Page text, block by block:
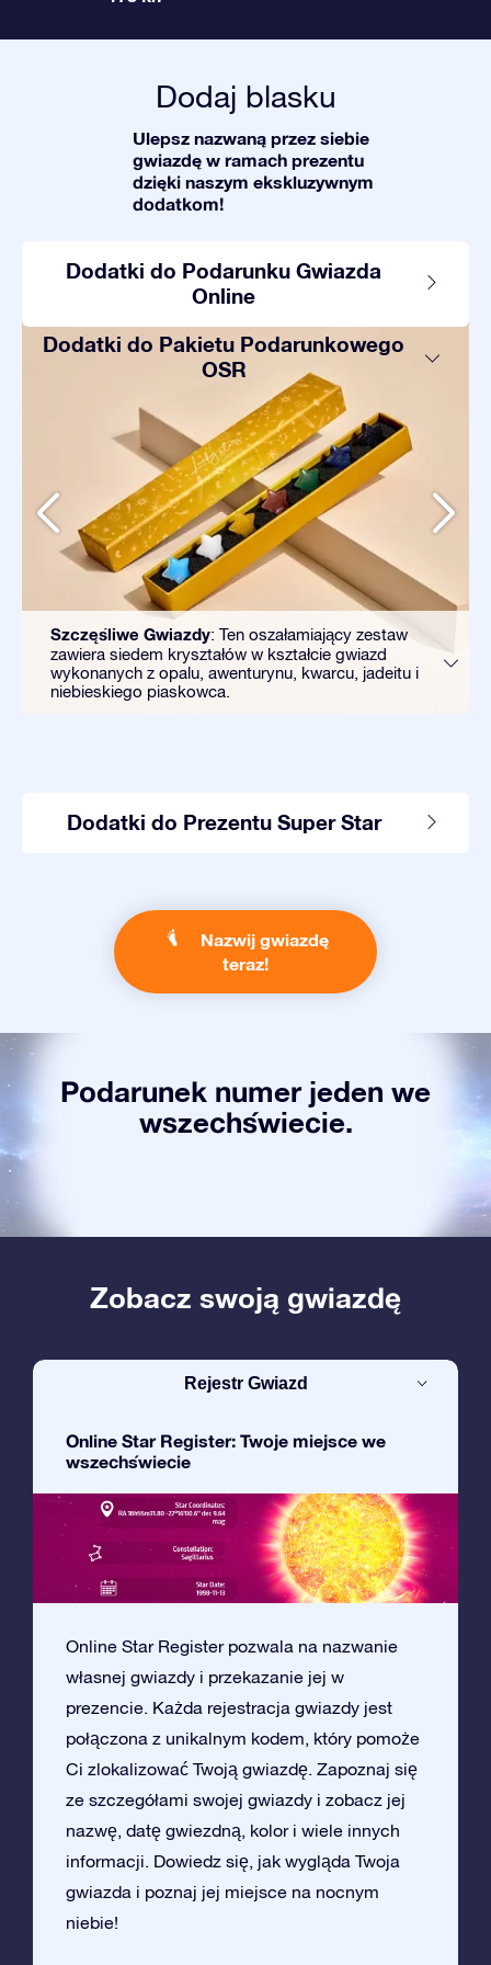
Dodaj blasku
Ulepsz nazwaną przez siebie
gwiazdę w ramach prezentu
dzięki naszym ekskluzywnym
dodatkom!
Dodatki do Podarunku Gwiazda
Online
Dodatki do Pakietu Podarunkowego
OSR
Szczęśliwe Gwiazdy: Ten oszałamiający zestaw
zawiera siedem kryształów w kształcie gwiazd
wykonanych z opalu, awenturynu, kwarcu, jadeitu i
niebieskiego piaskowca.
Dodatki do Prezentu Super Star
Nazwij gwiazdę
teraz!
Podarunek numer jeden we
wszechświecie.
Zobacz swoją gwiazdę
Rejestr Gwiazd
Online Star Register: Twoje miejsce we
wszechświecie
Online Star Register pozwala na nazwanie
własnej gwiazdy i przekazanie jej w
prezencie. Każda rejestracja gwiazdy jest
połączona z unikalnym kodem, który pomoże
Ci zlokalizować Twoją gwiazdę. Zapoznaj się
ze szczegółami swojej gwiazdy i zobacz jej
nazwę, datę gwiezdną, kolor i wiele innych
informacji. Dowiedz się, jak wygląda Twoja
gwiazda i poznaj jej miejsce na nocnym
niebie!